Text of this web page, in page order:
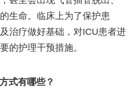
生命。临床上为了保护患
治疗做好基础，对ICU患者进
的护理干预措施。
式有哪些？